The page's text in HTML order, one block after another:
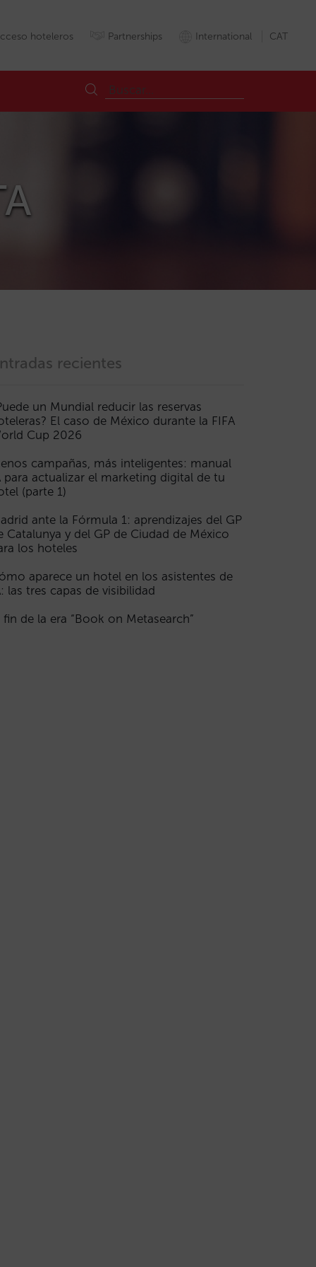
hoteleros Partnerships International CAT
recientes
un Mundial reducir las reservas
El caso de México durante la FIFA
Cup 2026
campañas, más inteligentes: manual
para actualizar el marketing digital de tu
(parte 1)
ante la Fórmula 1: aprendizajes del GP
Catalunya y del GP de Ciudad de México
los hoteles
aparece un hotel en los asistentes de
las tres capas de visibilidad
fin de la era “Book on Metasearch”